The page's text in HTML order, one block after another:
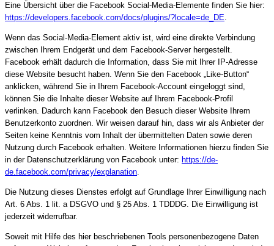
Eine Übersicht über die Facebook Social-Media-Elemente finden Sie hier:
https://developers.facebook.com/docs/plugins/?locale=de_DE.
Wenn das Social-Media-Element aktiv ist, wird eine direkte Verbindung
zwischen Ihrem Endgerät und dem Facebook-Server hergestellt.
Facebook erhält dadurch die Information, dass Sie mit Ihrer IP-Adresse
diese Website besucht haben. Wenn Sie den Facebook „Like-Button“
anklicken, während Sie in Ihrem Facebook-Account eingeloggt sind,
können Sie die Inhalte dieser Website auf Ihrem Facebook-Profil
verlinken. Dadurch kann Facebook den Besuch dieser Website Ihrem
Benutzerkonto zuordnen. Wir weisen darauf hin, dass wir als Anbieter der
Seiten keine Kenntnis vom Inhalt der übermittelten Daten sowie deren
Nutzung durch Facebook erhalten. Weitere Informationen hierzu finden Sie
in der Datenschutzerklärung von Facebook unter: https://de-
de.facebook.com/privacy/explanation.
Die Nutzung dieses Dienstes erfolgt auf Grundlage Ihrer Einwilligung nach
Art. 6 Abs. 1 lit. a DSGVO und § 25 Abs. 1 TDDDG. Die Einwilligung ist
jederzeit widerrufbar.
Soweit mit Hilfe des hier beschriebenen Tools personenbezogene Daten